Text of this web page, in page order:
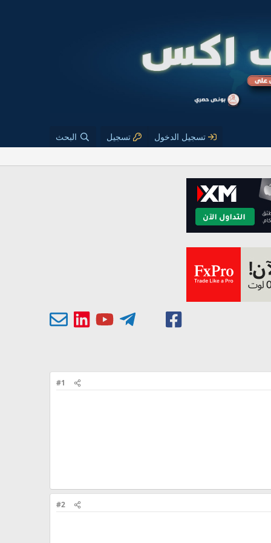
تسجيل الدخول تسجيل البحث
#1
#2